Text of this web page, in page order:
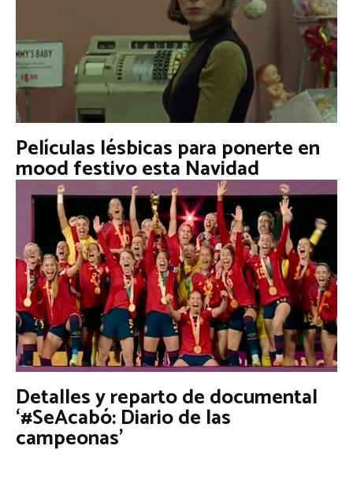
Películas lésbicas para ponerte en
mood festivo esta Navidad
Detalles y reparto de documental
‘#SeAcabó: Diario de las
campeonas’